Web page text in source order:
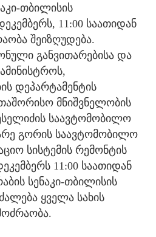
თბილისის
11:00 საათიდან
შეიზღუდება.
განვითარებისა და
დეპარტამენტის
მნიშვნელობის
საავტომობილო
გორის საავტომობილო
სისტემის რემონტის
11:00 საათიდან
სენაკი-თბილისის
ყველა სახის